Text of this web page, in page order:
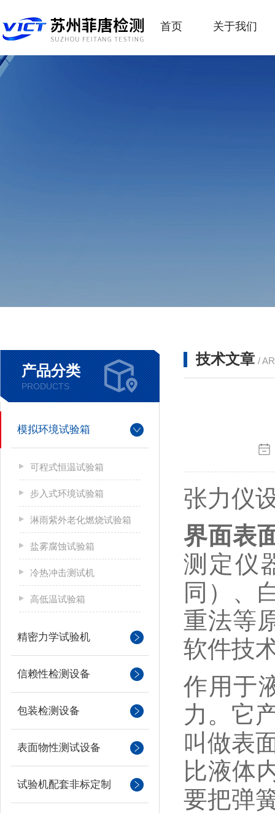
首页 关于我们
产品分类
PRODUCTS
模拟环境试验箱
可程式恒温试验箱
步入式环境试验箱
淋雨紫外老化燃烧试验箱
盐雾腐蚀试验箱
冷热冲击测试机
高低温试验箱
精密力学试验机
信赖性检测设备
包装检测设备
表面物性测试设备
试验机配套非标定制
技术文章 /
张力仪
界面表
测定仪
同）、
重法等
软件技
作用于
力。它
叫做表
比液体
要把弹